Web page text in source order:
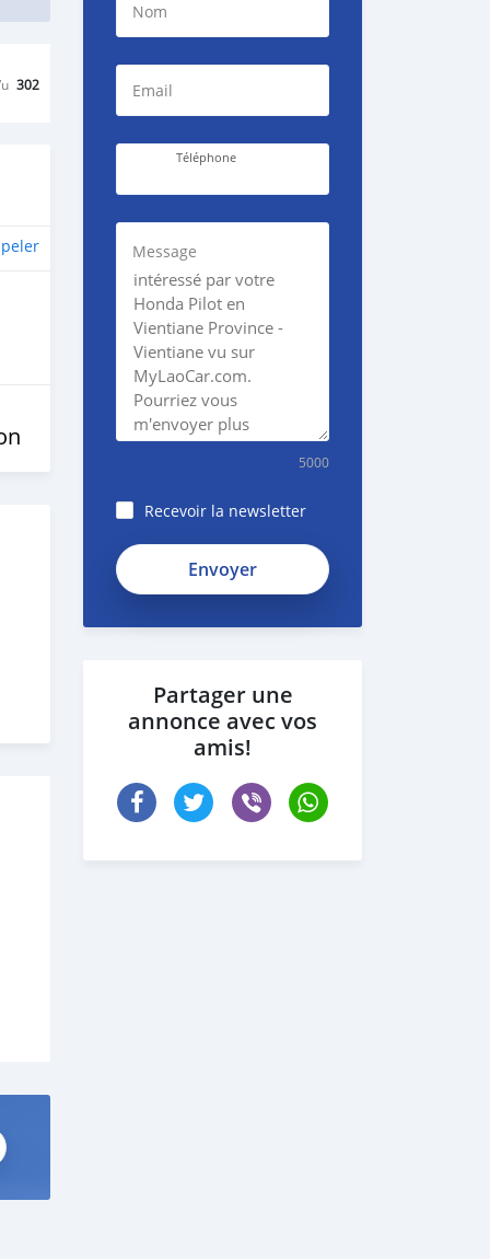
302
Nom
Email
Téléphone
Message
5000
Recevoir la newsletter
Partager une
annonce avec vos
amis!